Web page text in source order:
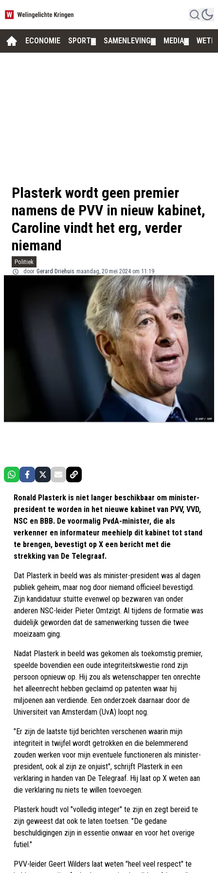
ECONOMIE SPORT SAMENLEVING MEDIA
Plasterk wordt geen premier
namens de PVV in nieuw kabinet,
Caroline vindt het erg, verder
niemand
Politiek
door Gerard Driehuis maandag, 20 mei 2024 om 11:19
Ronald Plasterk is niet langer beschikbaar om minister-
president te worden in het nieuwe kabinet van PVV, VVD,
NSC en BBB. De voormalig PvdA-minister, die als
verkenner en informateur meehielp dit kabinet tot stand
te brengen, bevestigt op X een bericht met die
strekking van De Telegraaf.
Dat Plasterk in beeld was als minister-president was al dagen
publiek geheim, maar nog door niemand officieel bevestigd.
Zijn kandidatuur stuitte evenwel op bezwaren van onder
anderen NSC-leider Pieter Omtzigt. Al tijdens de formatie was
duidelijk geworden dat de samenwerking tussen die twee
moeizaam ging.
Nadat Plasterk in beeld was gekomen als toekomstig premier,
speelde bovendien een oude integriteitskwestie rond zijn
persoon opnieuw op. Hij zou als wetenschapper ten onrechte
het alleenrecht hebben geclaimd op patenten waar hij
miljoenen aan verdiende. Een onderzoek daarnaar door de
Universiteit van Amsterdam (UvA) loopt nog.
"Er zijn de laatste tijd berichten verschenen waarin mijn
integriteit in twijfel wordt getrokken en die belemmerend
zouden werken voor mijn eventuele functioneren als minister-
president, ook al zijn ze onjuist", schrijft Plasterk in een
verklaring in handen van De Telegraaf. Hij laat op X weten aan
die verklaring nu niets te willen toevoegen.
Plasterk houdt vol "volledig integer" te zijn en zegt bereid te
zijn geweest dat ook te laten toetsen. "De gedane
beschuldigingen zijn in essentie onwaar en voor het overige
futiel."
PVV-leider Geert Wilders laat weten "heel veel respect" te